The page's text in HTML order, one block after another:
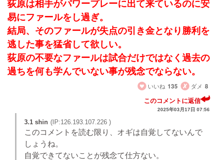
荻原は相手がパワープレーに出て来ているのに安
易にファールをし過ぎ。
結局、そのファールが失点の引き金となり勝利を
逃した事を猛省して欲しい。
荻原の不要なファールは試合だけではなく過去の
過ちを何も学んでいない事が残念でならない。
いいね 135 ダメ 8
このコメントに返信
2025年03月17日 07:56
3.1 shin (IP:126.193.107.226 )
このコメントを読む限り、オギは自覚してないんで
しょうね。
自覚できてないことが残念て仕方ない。